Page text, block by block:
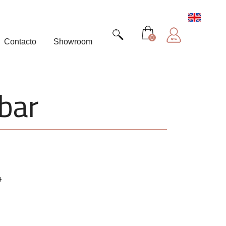
Contacto Showroom 0